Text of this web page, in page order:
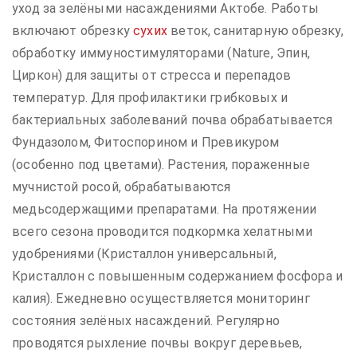
уход за зелёными насаждениями Актобе. Работы
включают обрезкусухих веток, санитарную обрезку,
обработку иммуностимуляторами (Nature, Эпин,
Циркон) для защиты от стресса и перепадов
температур. Для профилактики грибковых и
бактериальных заболеваний почва обрабатывается
Фундазолом, Фитоспорином и Превикуром
(особенно под цветами). Растения, пораженные
мучнистой росой, обрабатываются
медьсодержащими препаратами. На протяжении
всего сезона проводится подкормка хелатными
удобрениями (Кристаллон универсальный,
Кристаллон с повышенным содержанием фосфора и
калия). Ежедневно осуществляется мониторинг
состояния зелёных насаждений. Регулярно
проводятся рыхление почвы вокруг деревьев,